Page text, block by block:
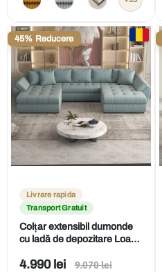
45% Reducere
Livrare rapida
Transport Gratuit
Colțar extensibil dumonde
cu ladă de depozitare Loana
cm
Preț
4.990 lei
Preț
9.070 lei